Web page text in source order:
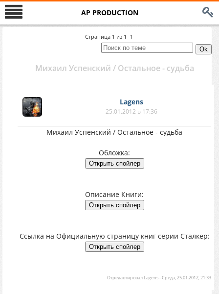
AP PRODUCTION
Страница 1 из 1 1
Михаил Успенский / Остальное - судьба
Lagens
25.01.2012 в 17:36
Михаил Успенский / Остальное - судьба
Обложка:
Описание Книги:
Ссылка на Официальную страницу книг серии Сталкер:
Отредактировал Lagens-Среда, 25.01.2012, 21:33